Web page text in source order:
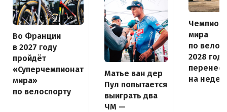
Во Франции
в 2027 году
пройдёт
«Суперчемпионат
мира»
по велоспорту
Матье ван дер
Пул попытается
выиграть два
ЧМ —
мира
по
2028 года
на